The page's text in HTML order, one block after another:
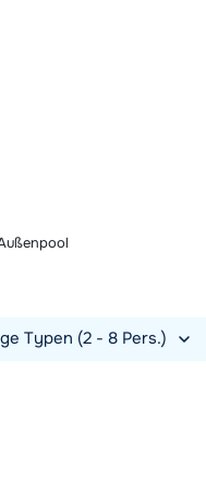
Typen (2 - 8 Pers.)